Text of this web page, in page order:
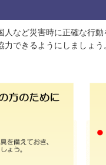
など災害時に正確な行
できるようにしましょう